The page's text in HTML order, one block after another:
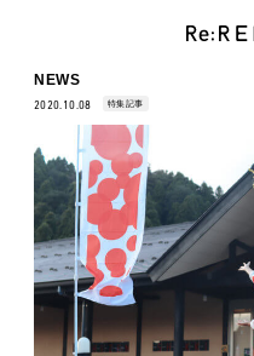
NEWS
ABOUT
CONTENTS
NEWS
2020.10.08 特集記事